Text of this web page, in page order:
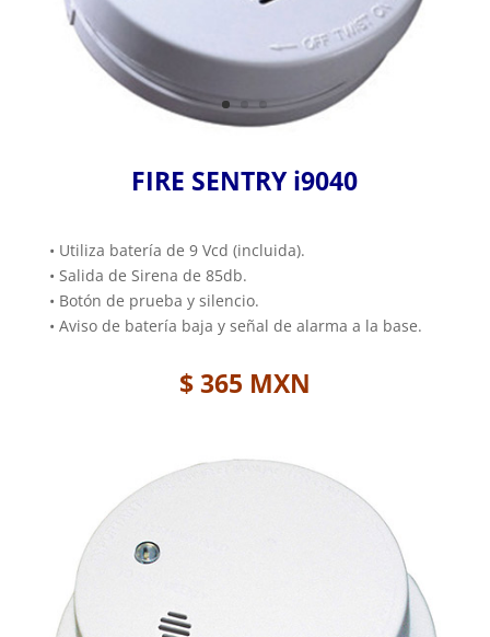
FIRE SENTRY i9040
• Utiliza batería de 9 Vcd (incluida).
• Salida de Sirena de 85db.
• Botón de prueba y silencio.
• Aviso de batería baja y señal de alarma a la base.
$ 365 MXN